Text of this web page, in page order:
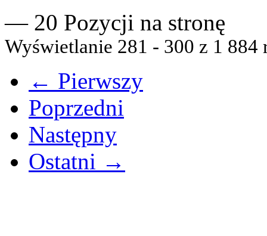
— 20 Pozycji na stronę
Wyświetlanie 281 - 300 z 1 884
← Pierwszy
Poprzedni
Następny
Ostatni →